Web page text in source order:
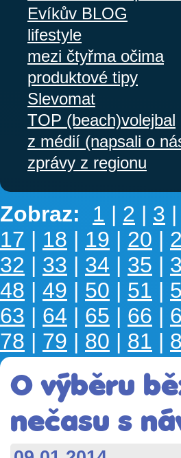
Evíkův BLOG
lifestyle
mezi čtyřma očima
produktové tipy
Slevomat
TOP (beach)volejbal
z médií (napsali o
zprávy z regionu
Zobraz: 1 | 2 | 3 |
17 | 18 | 19 | 20 |
32 | 33 | 34 | 35 |
48 | 49 | 50 | 51 |
63 | 64 | 65 | 66 |
78 | 79 | 80 | 81 |
O výběru
nečasu s